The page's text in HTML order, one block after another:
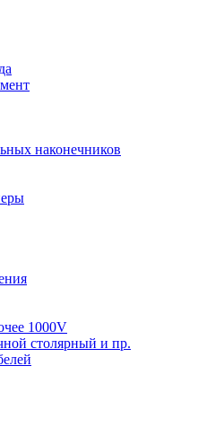
наконечников
1000V
столярный и пр.